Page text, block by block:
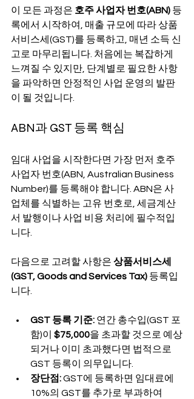
이 모든 과정은 호주 사업자 번호(ABN) 등
록에서 시작하여, 매출 규모에 따라 상품
서비스세(GST)를 등록하고, 매년 소득 신
고로 마무리됩니다. 처음에는 복잡하게
느껴질 수 있지만, 단계별로 필요한 사항
을 파악하면 안정적인 사업 운영의 발판
이 될 것입니다.
ABN과 GST 등록 핵심
임대 사업을 시작한다면 가장 먼저 호주
사업자 번호(ABN, Australian Business
Number)를 등록해야 합니다. ABN은 사
업체를 식별하는 고유 번호로, 세금계산
서 발행이나 사업 비용 처리에 필수적입
니다.
다음으로 고려할 사항은 상품서비스세
(GST, Goods and Services Tax) 등록입
니다.
GST 등록 기준: 연간 총수입(GST 포
함)이 $75,000을 초과할 것으로 예상
되거나 이미 초과했다면 법적으로
GST 등록이 의무입니다.
장단점: GST에 등록하면 임대료에
10%의 GST를 추가로 부과하여